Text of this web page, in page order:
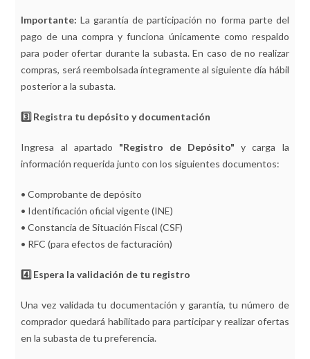
Importante: La garantía de participación no forma parte del
pago de una compra y funciona únicamente como respaldo
para poder ofertar durante la subasta. En caso de no realizar
compras, será reembolsada íntegramente al siguiente día hábil
posterior a la subasta.
3️⃣ Registra tu depósito y documentación
Ingresa al apartado "Registro de Depósito" y carga la
información requerida junto con los siguientes documentos:
• Comprobante de depósito
• Identificación oficial vigente (INE)
• Constancia de Situación Fiscal (CSF)
• RFC (para efectos de facturación)
4️⃣ Espera la validación de tu registro
Una vez validada tu documentación y garantía, tu número de
comprador quedará habilitado para participar y realizar ofertas
en la subasta de tu preferencia.